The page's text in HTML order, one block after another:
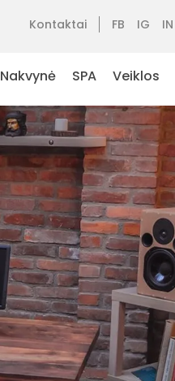
Kontaktai FB IG IN
Nakvynė SPA Veiklos